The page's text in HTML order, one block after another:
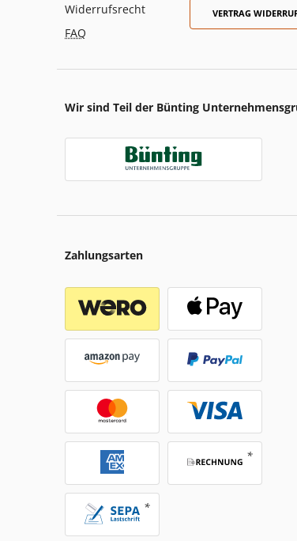
Widerrufsrecht
FAQ
VERTRAG
Wir sind Teil der Bünting
Zahlungsarten